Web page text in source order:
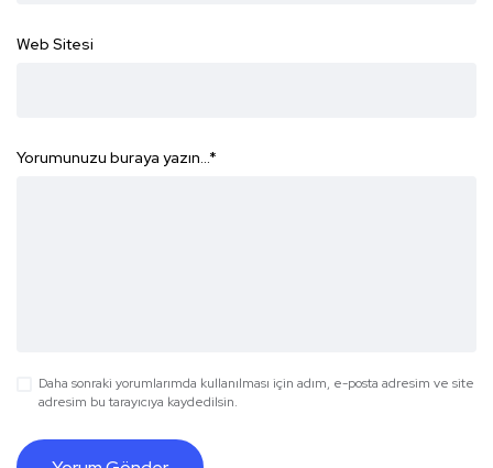
Web Sitesi
Yorumunuzu buraya yazın...*
Daha sonraki yorumlarımda kullanılması için adım, e-posta adresim ve site
adresim bu tarayıcıya kaydedilsin.